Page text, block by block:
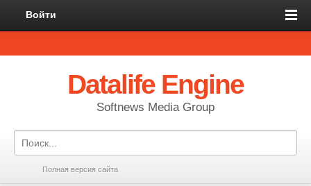
Войти
Datalife Engine
Softnews Media Group
Полная версия сайта